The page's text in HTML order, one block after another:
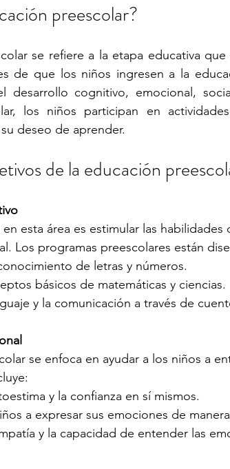
preescolar?
se refiere a la etapa educativa
de que los niños ingresen a la
desarrollo cognitivo, emocional,
los niños participan en
deseo de aprender.
de la educación
esta área es estimular las
Los programas preescolares están
de letras y números.
básicos de matemáticas y ciencias.
y la comunicación a través de
se enfoca en ayudar a los niños a
y la confianza en sí mismos.
a expresar sus emociones de
y la capacidad de entender las